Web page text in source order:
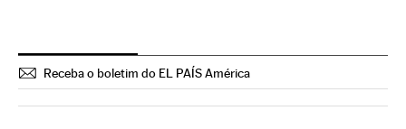
Receba o boletim do EL PAÍS América